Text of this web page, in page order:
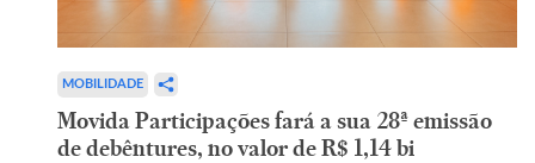
MOBILIDADE
Movida Participações fará a sua 28ª emissão
de debêntures, no valor de R$ 1,14 bi